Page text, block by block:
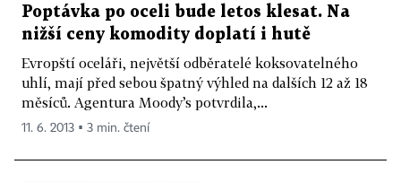
Poptávka po oceli bude letos klesat. Na
nižší ceny komodity doplatí i hutě
Evropští oceláři, největší odběratelé koksovatelného
uhlí, mají před sebou špatný výhled na dalších 12 až 18
měsíců. Agentura Moody’s potvrdila,...
11. 6. 2013 ▪ 3 min. čtení